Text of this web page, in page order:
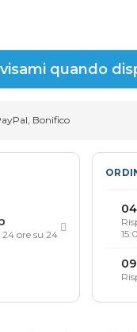
quando
Bonifico
ore su 24